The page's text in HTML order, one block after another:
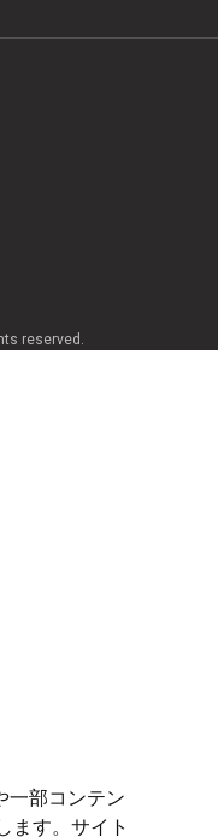
一部コンテン
ます。サイト
reserved.